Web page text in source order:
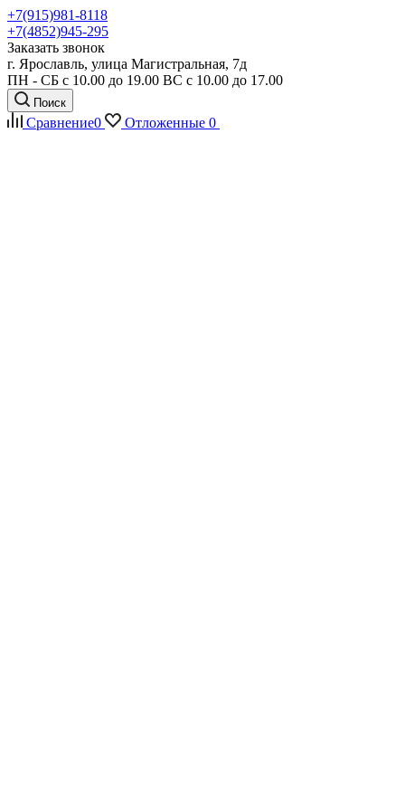
+7(915)981-8118
+7(4852)945-295
Заказать звонок
г. Ярославль, улица Магистральная, 7д
ПН - СБ с 10.00 до 19.00 ВС с 10.00 до 17.00
Поиск
Сравнение0 Отложенные 0